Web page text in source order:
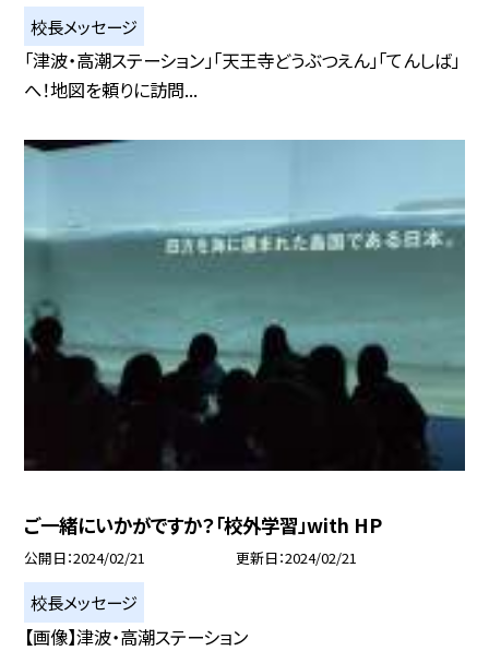
校長メッセージ
「津波・高潮ステーション」「天王寺どうぶつえん」「てんしば」
へ！地図を頼りに訪問...
ご一緒にいかがですか？「校外学習」with HP
公開日 2024/02/21 更新日 2024/02/21
校長メッセージ
【画像】津波・高潮ステーション